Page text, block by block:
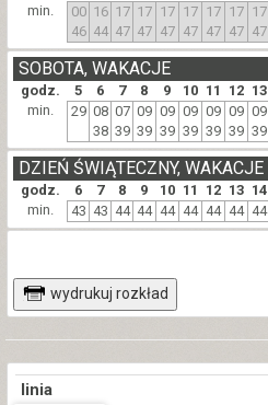
min.
00
46
16
44
17
47
17
47
17
47
17
47
17
47
17
47
17
47
godz. 5 6 7 8 9 10 11 12 13
SOBOTA, WAKACJE
min. 29 08
38
07
39
09
39
09
39
09
39
09
39
09
39
09
39
godz. 6 7 8 9 10 11 12 13 14
DZIEŃ ŚWIĄTECZNY, WAKACJE
min. 43 43 44 44 44 44 44 44 44
wydrukuj rozkład
linia